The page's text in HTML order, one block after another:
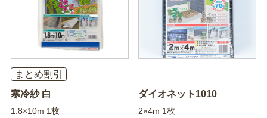
まとめ割引
寒冷紗 白
1.8×10m 1枚
ダイオネット1010
2×4m 1枚